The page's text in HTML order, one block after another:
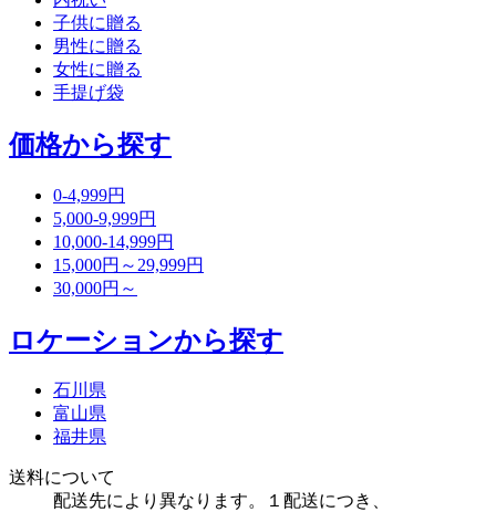
子供に贈る
男性に贈る
女性に贈る
手提げ袋
価格から探す
0-4,999円
5,000-9,999円
10,000-14,999円
15,000円～29,999円
30,000円～
ロケーションから探す
石川県
富山県
福井県
送料について
配送先により異なります。１配送につき、